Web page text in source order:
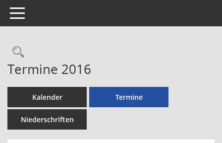
Toggle navigation
Rechercheauswahl
Termine 2016
Kalender Termine
Niederschriften